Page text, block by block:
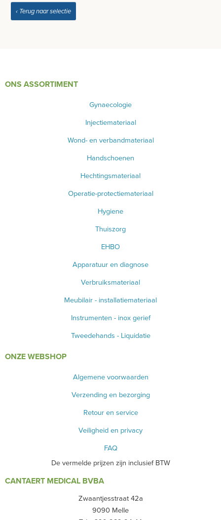
DIVERSEN
PRODUCT NIET GEVONDEN?
‹ Terug naar selectie
ONS ASSORTIMENT
Gynaecologie
Injectiemateriaal
Wond- en verbandmateriaal
Handschoenen
Hechtingsmateriaal
Operatie-protectiemateriaal
Hygiene
Thuiszorg
EHBO
Apparatuur en diagnose
Verbruiksmateriaal
Meubilair - installatiemateriaal
Instrumenten - inox gerief
Tweedehands - Liquidatie
ONZE WEBSHOP
Algemene voorwaarden
Verzending en bezorging
Retour en service
Veiligheid en privacy
FAQ
De vermelde prijzen zijn inclusief BTW
CANTAERT MEDICAL BVBA
Zwaantjesstraat 42a
9090 Melle